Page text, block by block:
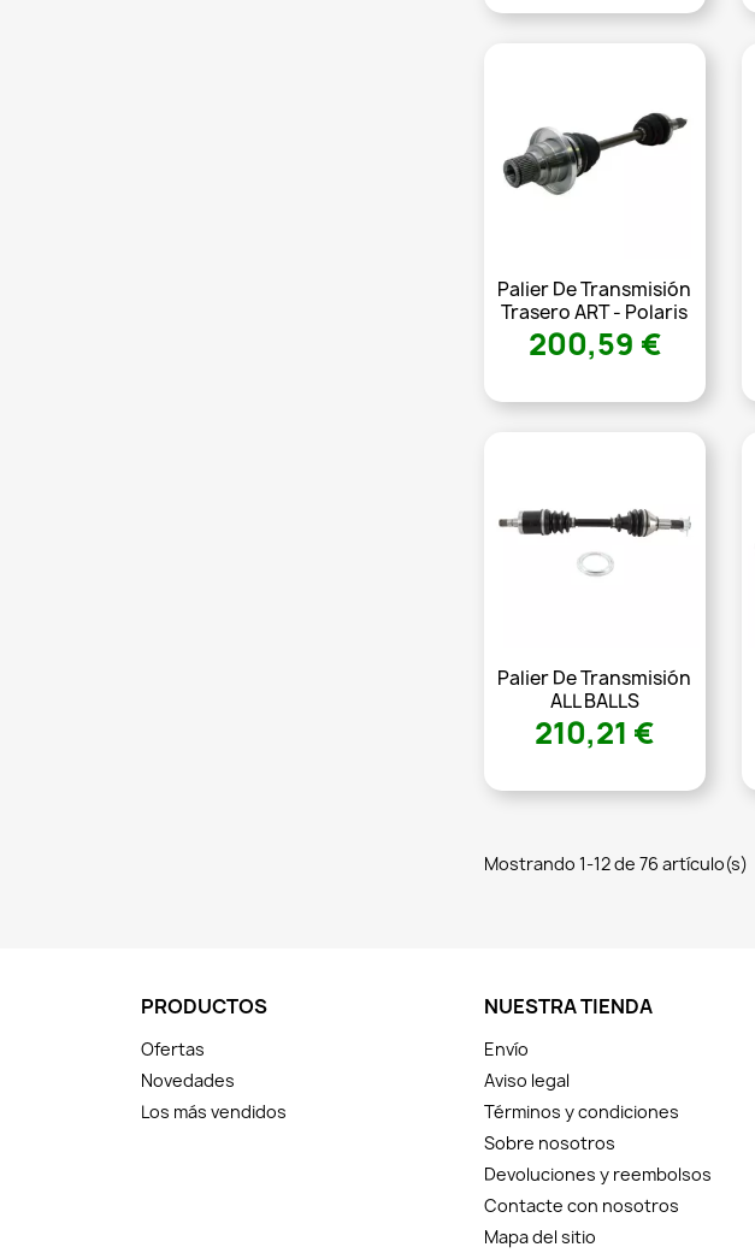
Palier De Transmisión
Trasero ART - Polaris
200,59 €
Palier De Transmisión
ALL BALLS
210,21 €
Mostrando 1-12 de 76 artículo(s)
PRODUCTOS
Ofertas
Novedades
Los más vendidos
NUESTRA TIENDA
Envío
Aviso legal
Términos y condiciones
Sobre nosotros
Devoluciones y reembolsos
Contacte con nosotros
Mapa del sitio